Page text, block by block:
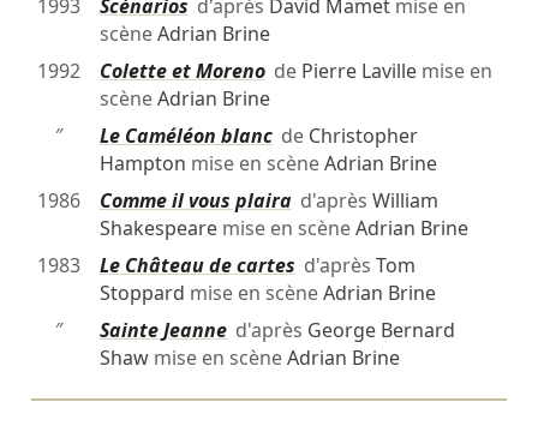
1993
Scénarios d'après David Mametmise en
scèneAdrian Brine
1992
Colette et Morenode Pierre Lavillemise en
scèneAdrian Brine
″
Le Caméléon blancde Christopher
Hampton mise en scèneAdrian Brine
1986
Comme il vous plairad'après William
Shakespearemise en scèneAdrian Brine
1983
Le Château de cartes d'après Tom
Stoppard mise en scèneAdrian Brine
″
Sainte Jeanned'après George Bernard
Shawmise en scèneAdrian Brine